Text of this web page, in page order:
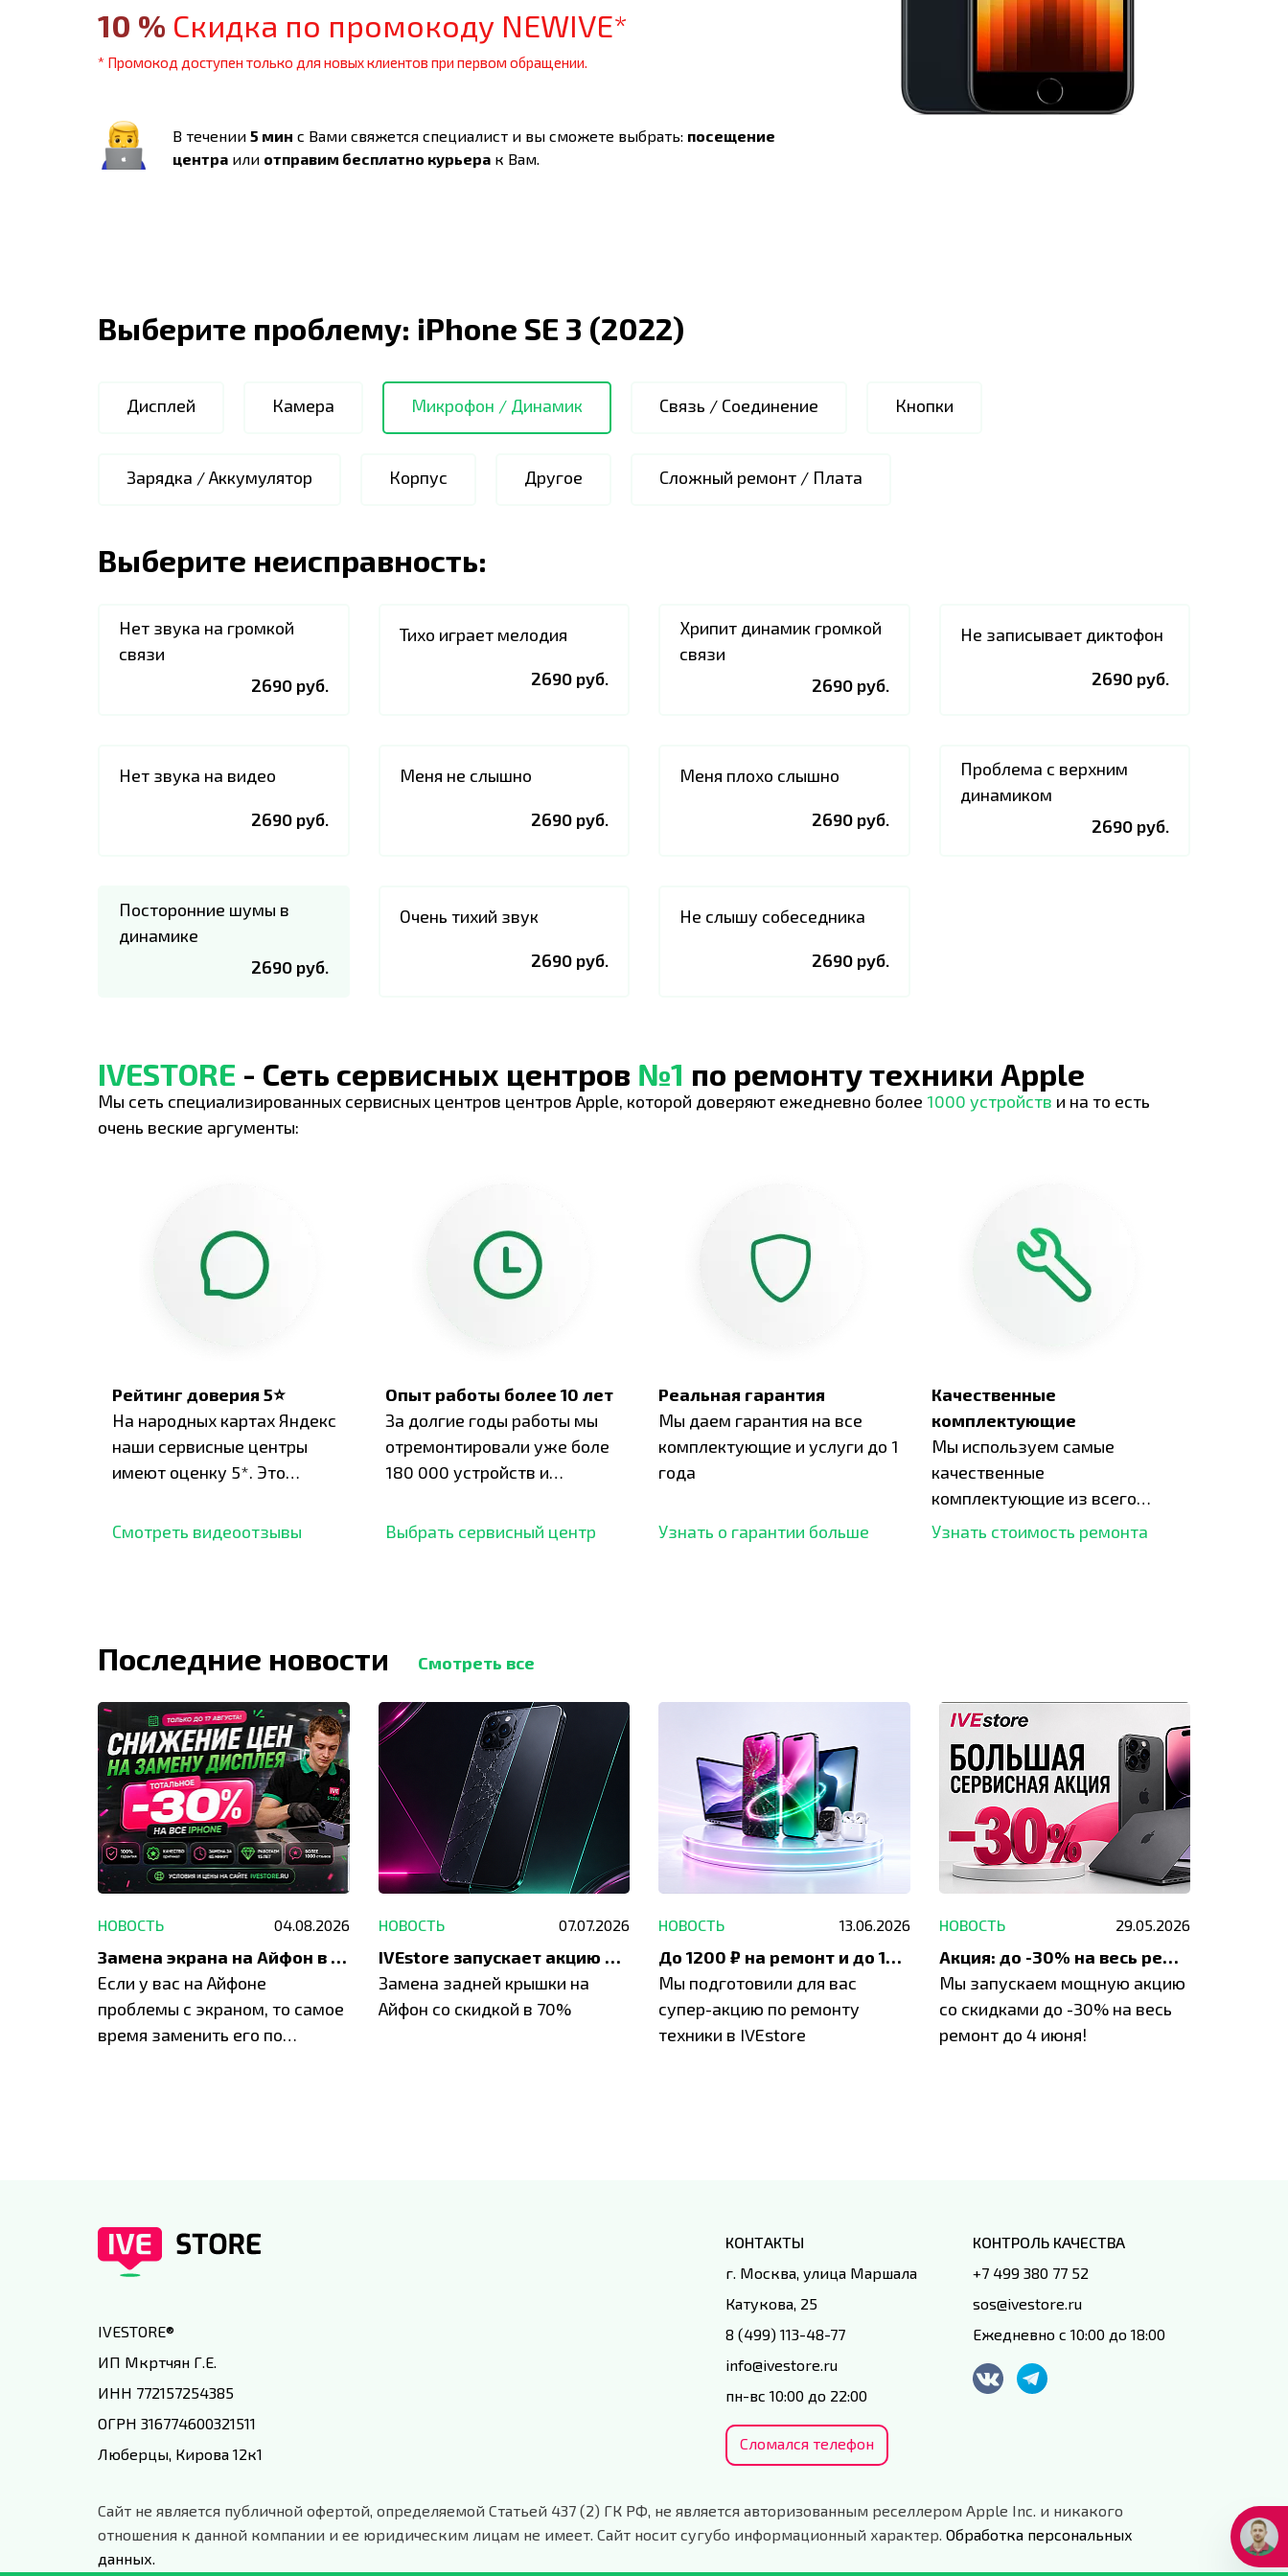
10 % Скидка по промокоду NEWIVE*
* Промокод доступен только для новых клиентов при первом обращении.
В течении 5 мин с Вами свяжется специалист и вы сможете выбрать: посещение
центра или отправим бесплатно курьера к Вам.
Выберите проблему: iPhone SE 3 (2022)
Дисплей Камера Микрофон / Динамик Связь / Соединение Кнопки
Зарядка / Аккумулятор Корпус Другое Сложный ремонт / Плата
Выберите неисправность:
Нет звука на громкой
связи
2690 руб.
Тихо играет мелодия
2690 руб.
Хрипит динамик громкой
связи
2690 руб.
Не записывает диктофон
2690 руб.
Нет звука на видео
2690 руб.
Меня не слышно
2690 руб.
Меня плохо слышно
2690 руб.
Проблема с верхним
динамиком
2690 руб.
Посторонние шумы в
динамике
2690 руб.
Очень тихий звук
2690 руб.
Не слышу собеседника
2690 руб.
IVESTORE - Сеть сервисных центров №1 по ремонту техники Apple
Мы сеть специализированных сервисных центров центров Apple, которой доверяют ежедневно более 1000 устройств и на то есть
очень веские аргументы:
Рейтинг доверия 5⭐
На народных картах Яндекс
наши сервисные центры
имеют оценку 5*. Это
отзывов,
Смотреть видеоотзывы
Опыт работы более 10 лет
За долгие годы работы мы
отремонтировали уже боле
180 000 устройств и
опыт.
Выбрать сервисный центр
Реальная гарантия
Мы даем гарантия на все
комплектующие и услуги до 1
года
Узнать о гарантии больше
Качественные
комплектующие
Мы используем самые
качественные
комплектующие из всего
рынка и используем самое
Узнать стоимость ремонта
Последние новости Смотреть все
НОВОСТЬ 04.08.2026
Замена экрана на Айфон в Москве и Балашихе
Если у вас на Айфоне
проблемы с экраном, то самое
время заменить его по
НОВОСТЬ 07.07.2026
IVEstore запускает акцию на замену заднего стекла
Замена задней крышки на
Айфон со скидкой в 70%
НОВОСТЬ 13.06.2026
До 1200 ₽ на ремонт и до 1500 ₽ на покупку техники Apple
Мы подготовили для вас
супер-акцию по ремонту
техники в IVEstore
НОВОСТЬ 29.05.2026
Акция: до -30% на весь ремонт техники Apple
Мы запускаем мощную акцию
со скидками до -30% на весь
ремонт до 4 июня!
IVESTORE®
ИП Мкртчян Г.Е.
ИНН 772157254385
ОГРН 316774600321511
Люберцы, Кирова 12к1
КОНТАКТЫ
г. Москва, улица Маршала
Катукова, 25
8 (499) 113-48-77
info@ivestore.ru
пн-вс 10:00 до 22:00
Сломался телефон
КОНТРОЛЬ КАЧЕСТВА
+7 499 380 77 52
sos@ivestore.ru
Ежедневно с 10:00 до 18:00
Сайт не является публичной офертой, определяемой Статьей 437 (2) ГК РФ, не является авторизованным реселлером Apple Inc. и никакого
отношения к данной компании и ее юридическим лицам не имеет. Сайт носит сугубо информационный характер. Обработка персональных
данных.